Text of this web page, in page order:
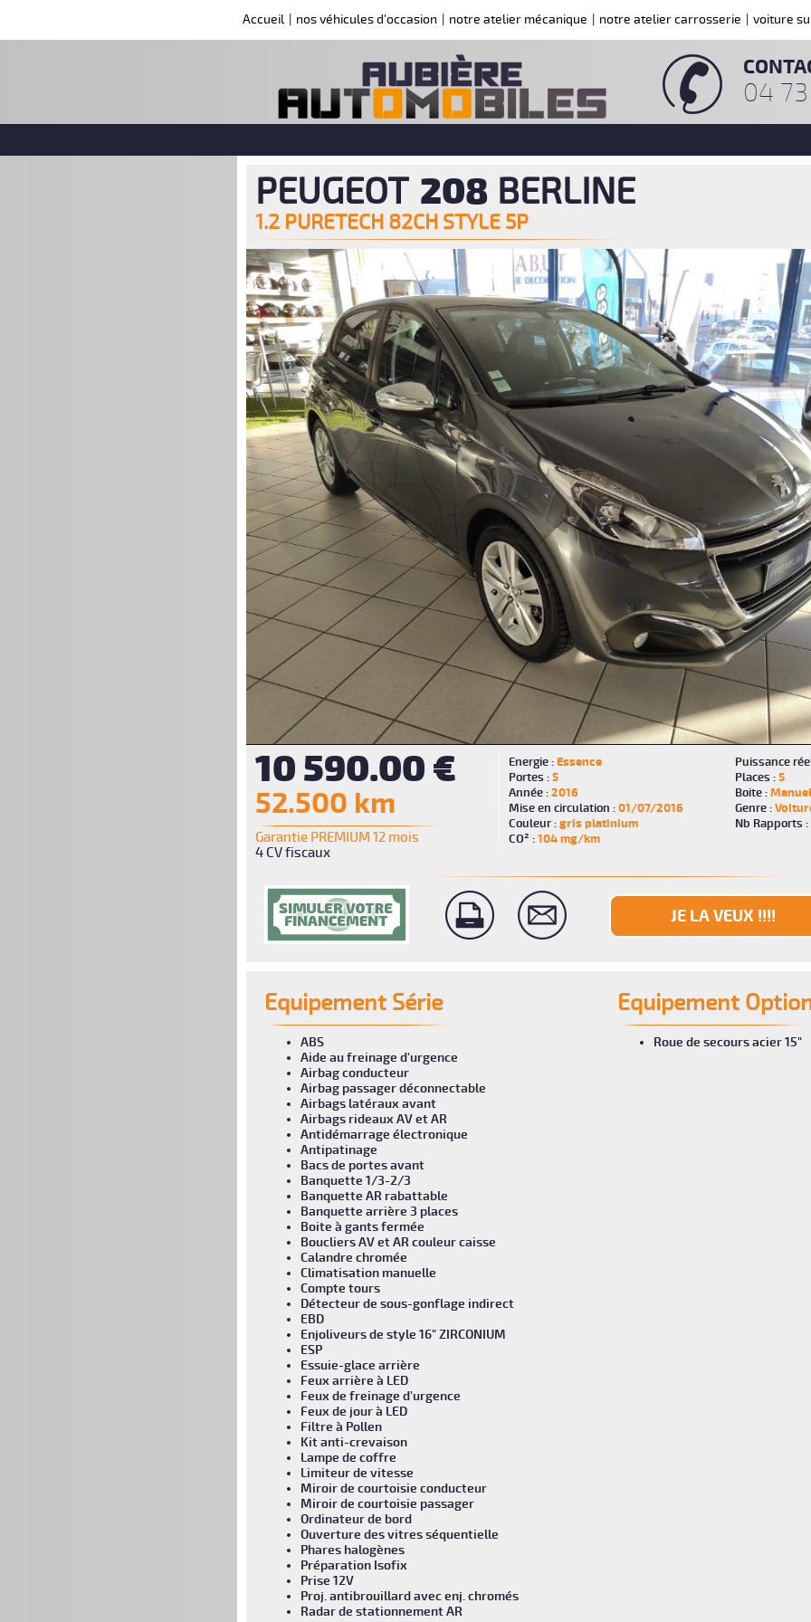
Accueil nos véhicules d'occasion notre atelier mécanique notre atelier carrosserie voiture
04
PEUGEOT 208 BERLINE
1.2 PURETECH 82CH STYLE 5P
10 590.00 €
52.500 km
Garantie PREMIUM 12 mois
4 CV fiscaux
Energie :Essence
Puissance
Portes :5 Places :5
Année :2016 Boite :
Mise en circulation :01/07/2016 Genre :
Couleur :gris platinium
Nb Rapports :
CO² :104 mg/km
JE LA VEUX !!!!
Equipement Série
ABS
Aide au freinage d'urgence
Airbag conducteur
Airbag passager déconnectable
Airbags latéraux avant
Airbags rideaux AV et AR
Antidémarrage électronique
Antipatinage
Bacs de portes avant
Banquette 1/3-2/3
Banquette AR rabattable
Banquette arrière 3 places
Boite à gants fermée
Boucliers AV et AR couleur caisse
Calandre chromée
Climatisation manuelle
Compte tours
Détecteur de sous-gonflage indirect
EBD
Enjoliveurs de style 16" ZIRCONIUM
ESP
Essuie-glace arrière
Feux arrière à LED
Feux de freinage d'urgence
Feux de jour à LED
Filtre à Pollen
Kit anti-crevaison
Lampe de coffre
Limiteur de vitesse
Miroir de courtoisie conducteur
Miroir de courtoisie passager
Ordinateur de bord
Ouverture des vitres séquentielle
Phares halogènes
Préparation Isofix
Prise 12V
Proj. antibrouillard avec enj. chromés
Radar de stationnement AR
Equipement
Roue de secours acier 15"